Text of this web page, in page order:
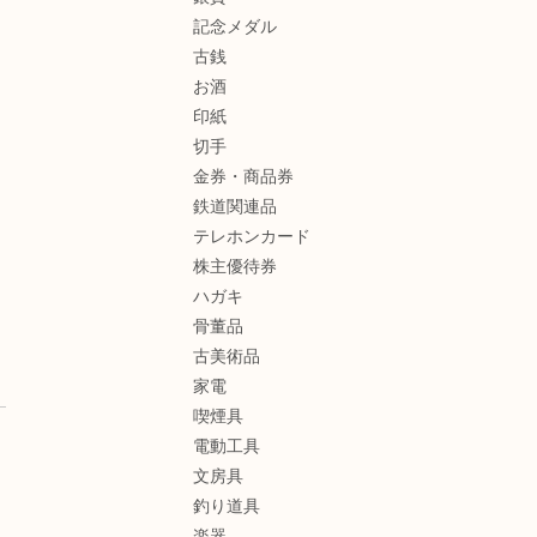
記念メダル
古銭
お酒
印紙
切手
金券・商品券
鉄道関連品
テレホンカード
株主優待券
ハガキ
骨董品
古美術品
家電
喫煙具
電動工具
文房具
釣り道具